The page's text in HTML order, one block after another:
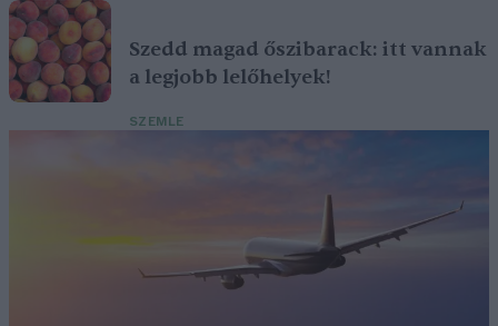
Szedd magad őszibarack: itt vannak
a legjobb lelőhelyek!
SZEMLE